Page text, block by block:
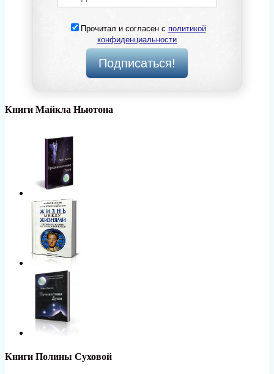
Прочитал и согласен с политикой
конфиденциальности
Книги Майкла Ньютона
Книги Полины Суховой